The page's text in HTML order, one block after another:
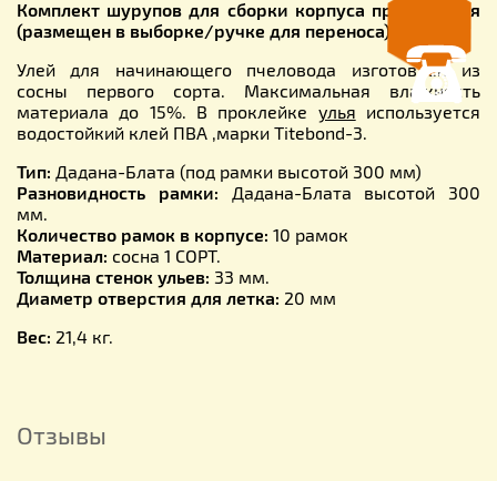
Комплект шурупов для сборки корпуса прилагается
(размещен в выборке/ручке для переноса).
Улей для начинающего пчеловода изготовлен из
сосны первого сорта. Максимальная влажность
материала до 15%. В проклейке улья используется
водостойкий клей ПВА ,марки Titebond-3.
Тип: Дадана-Блата (под рамки высотой 300 мм)
Разновидность рамки: Дадана-Блата высотой 300
мм.
Количество рамок в корпусе: 10 рамок
Материал: сосна 1 СОРТ.
Толщина стенок ульев: 33 мм.
Диаметр отверстия для летка: 20 мм
Вес: 21,4 кг.
Отзывы